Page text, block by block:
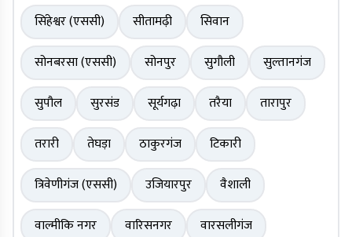
सिंहेश्वर (एससी)
सीतामढ़ी
सिवान
सोनबरसा (एससी)
सोनपुर सुगौली
सुल्तानगंज
सुपौल
सुरसंड सूर्यगढ़ा तरैया
तारापुर
तरारी
तेघड़ा ठाकुरगंज
टिकारी
त्रिवेणीगंज (एससी)
उजियारपुर
वैशाली
वाल्मीकि नगर
वारिसनगर
वारसलीगंज